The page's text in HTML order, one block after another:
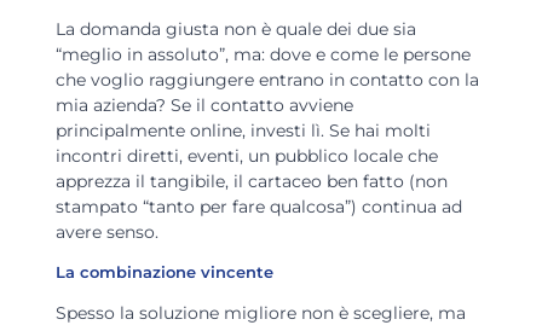
La domanda giusta non è quale dei due sia
“meglio in assoluto”, ma: dove e come le persone
che voglio raggiungere entrano in contatto con la
mia azienda? Se il contatto avviene
principalmente online, investi lì. Se hai molti
incontri diretti, eventi, un pubblico locale che
apprezza il tangibile, il cartaceo ben fatto (non
stampato “tanto per fare qualcosa”) continua ad
avere senso.
La combinazione vincente
Spesso la soluzione migliore non è scegliere, ma